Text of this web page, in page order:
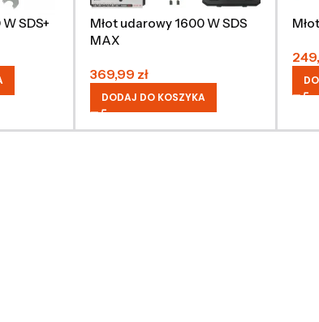
SDS+
Młot udarowy 1600 W SDS
MAX
369,99 zł
DODAJ DO KOSZYKA